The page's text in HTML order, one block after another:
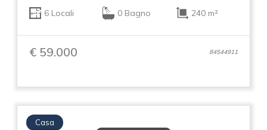
6 Locali 0 Bagno 240 m²
€ 59.000 84544911
Casa